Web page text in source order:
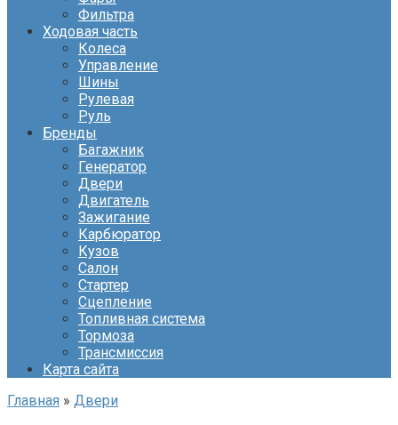
Фильтра
Ходовая часть
Колеса
Управление
Шины
Рулевая
Руль
Бренды
Багажник
Генератор
Двери
Двигатель
Зажигание
Карбюратор
Кузов
Салон
Стартер
Сцепление
Топливная система
Тормоза
Трансмиссия
Карта сайта
Главная » Двери